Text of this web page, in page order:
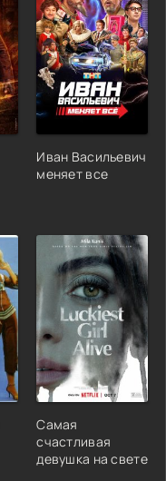
Иван Васильевич
меняет все
Самая
счастливая
девушка на свете